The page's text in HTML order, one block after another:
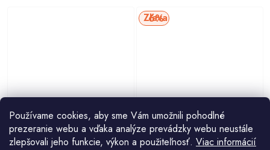
Používame cookies, aby sme Vám umožnili pohodlné
prezeranie webu a vďaka analýze prevádzky webu neustále
zlepšovali jeho funkcie, výkon a použiteľnosť. Viac informácií
VSTUP ZAKÁZANÝ
7,90 €
Páska varovacia 80mmx250m
ZÁKAZ VSTUPU
6%
7,30 € 7,80 €